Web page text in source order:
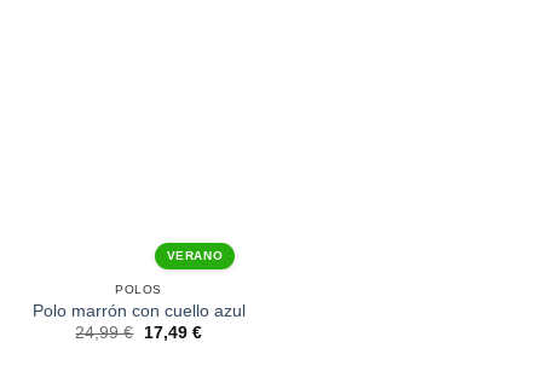
VERANO
POLOS
Polo marrón con cuello azul
24,99€ 17,49 €